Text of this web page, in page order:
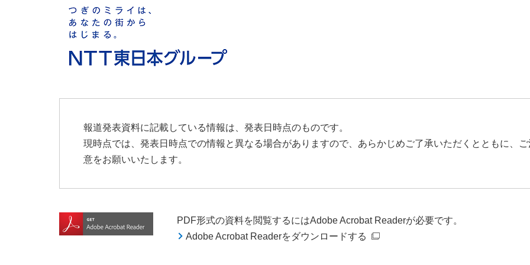
報道発表資料に記載している情報は、発表日時点のものです。
現時点では、発表日時点での情報と異なる場合がありますので、あらかじめご了承いただくとともに、ご
意をお願いいたします。
PDF形式の資料を閲覧するにはAdobe Acrobat Readerが必要です。
Adobe Acrobat Readerをダウンロードする